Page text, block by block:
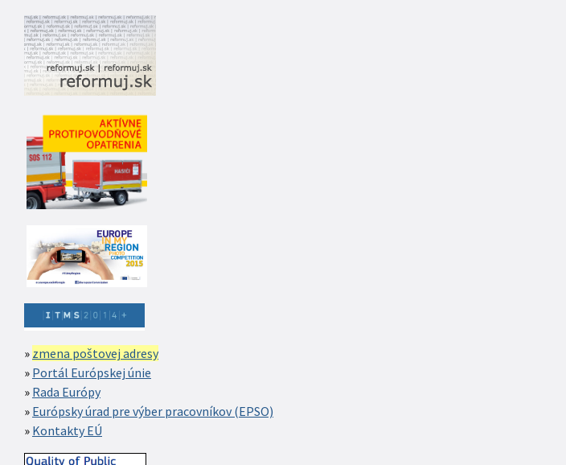
zmena poštovej adresy
Portál Európskej únie
Rada Európy
Európsky úrad pre výber pracovníkov (EPSO)
Kontakty EÚ